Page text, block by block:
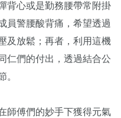
背心或是勤務腰帶常附掛
員警腰酸背痛，希望透過
及放鬆；再者，利用這機
仁們的付出，透過結合公
。
師傅們的妙手下獲得元氣